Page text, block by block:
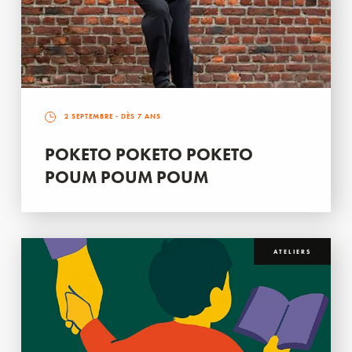
2 SEPTEMBRE - DÈS 7 ANS
POKETO POKETO POKETO
POUM POUM POUM
ATELIERS